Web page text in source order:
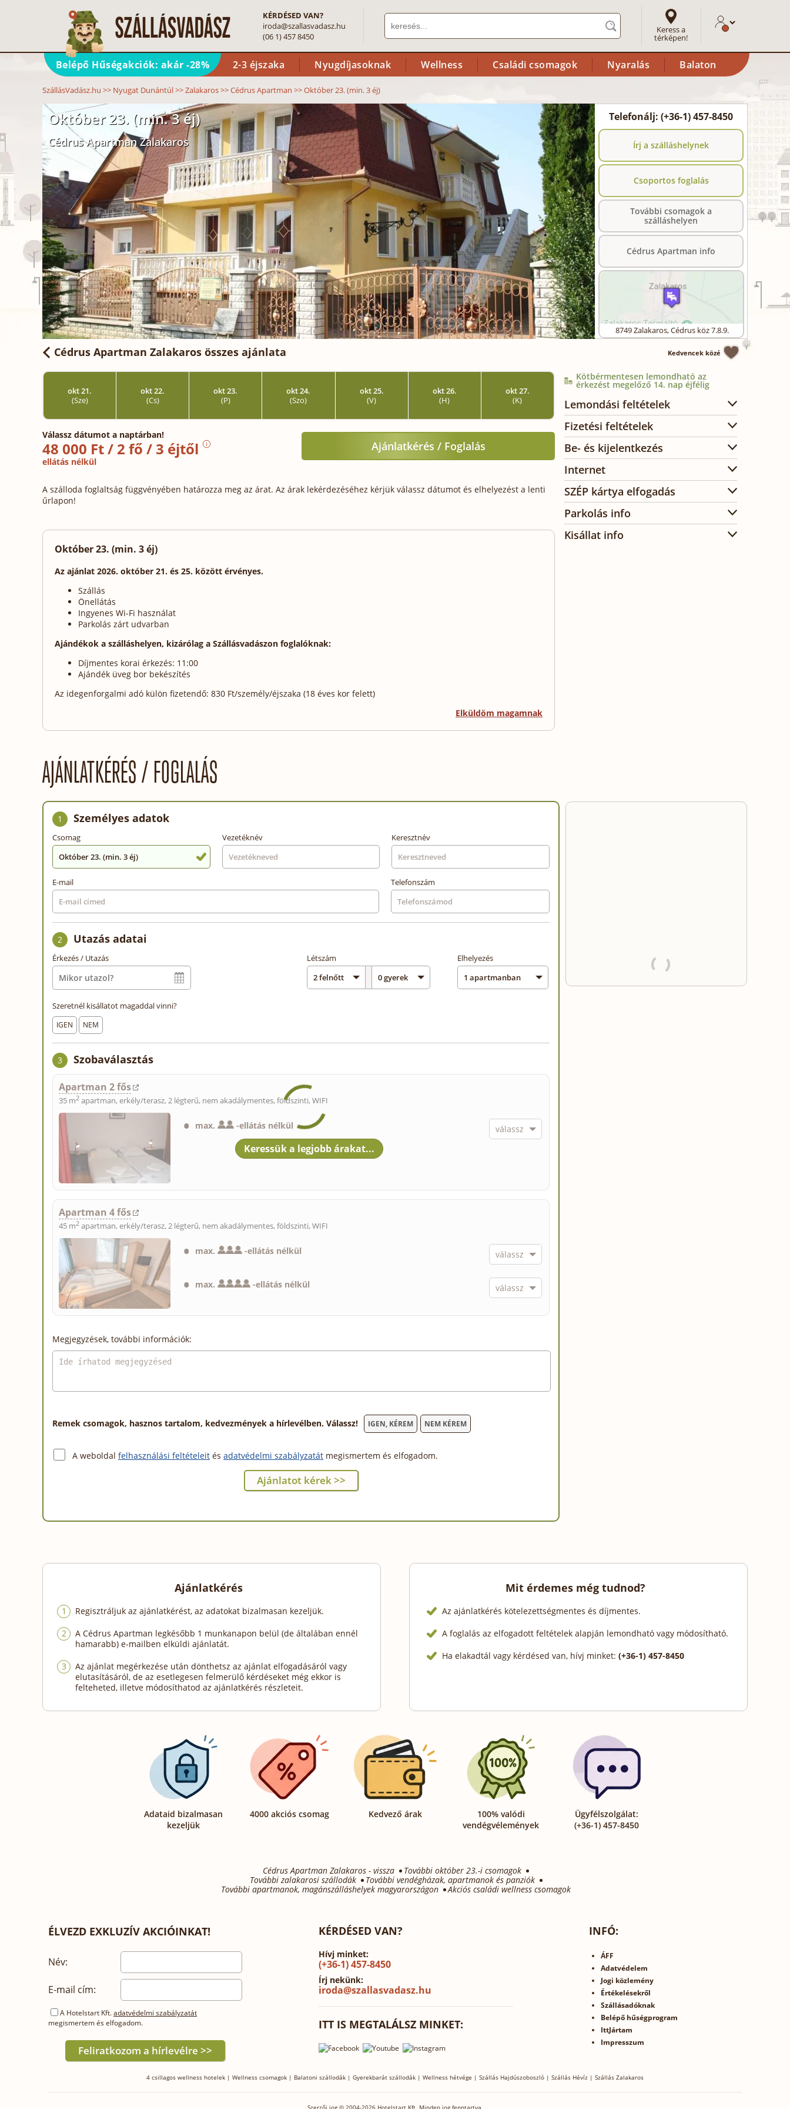
KÉRDÉSED VAN?
iroda@szallasvadasz.hu
(06 1) 457 8450
Keress a
térképen!
Belépő Hűségakciók: akár -28% 2-3 éjszaka Nyugdíjasoknak Wellness Családi csomagok Nyaralás Balaton
SzállásVadász.hu >> Nyugat Dunántúl>>Zalakaros>>Cédrus Apartman >>Október 23. (min. 3 éj)
Október 23. (min. 3 éj)
Cédrus Apartman Zalakaros
Telefonálj: (+36-1) 457-8450
Írj a szálláshelynek
Csoportos foglalás
További csomagok a
szálláshelyen
Cédrus Apartman info
8749Zalakaros,Cédrus köz 7.8.9.
Cédrus Apartman Zalakaros összes ajánlata Kedvencek közé
okt 21.
(Sze)
okt 22.
(Cs)
okt 23.
(P)
okt 24.
(Szo)
okt 25.
(V)
okt 26.
(H)
okt 27.
(K)
Válassz dátumot a naptárban!
48 000 Ft / 2 fő / 3 éjtől
ellátás nélkül
Ajánlatkérés / Foglalás
A szálloda foglaltság függvényében határozza meg az árat. Az árak lekérdezéséhez kérjük válassz dátumot és elhelyezést a lenti
űrlapon!
Október 23. (min. 3 éj)
Az ajánlat 2026. október 21. és 25. között érvényes.
Szállás
Önellátás
Ingyenes Wi-Fi használat
Parkolás zárt udvarban
Ajándékok a szálláshelyen, kizárólag a Szállásvadászon foglalóknak:
Díjmentes korai érkezés: 11:00
Ajándék üveg bor bekészítés
Az idegenforgalmi adó külön fizetendő: 830 Ft/személy/éjszaka (18 éves kor felett)
Elküldöm magamnak
Kötbérmentesen lemondható az
érkezést megelőző 14. nap éjfélig
Lemondási feltételek
Fizetési feltételek
Be- és kijelentkezés
Internet
SZÉP kártya elfogadás
Parkolás info
Kisállat info
AJÁNLATKÉRÉS / FOGLALÁS
1 Személyes adatok
Csomag
Október 23. (min. 3 éj)
Vezetéknév Keresztnév
E-mail Telefonszám
2 Utazás adatai
Érkezés / Utazás Létszám Elhelyezés
Szeretnél kisállatot magaddal vinni?
IGEN NEM
3 Szobaválasztás
Apartman 2 fős
35 m2 apartman, erkély/terasz, 2 légterű, nem akadálymentes, földszinti, WIFI
max. -ellátás nélkül
Apartman 4 fős
45 m2 apartman, erkély/terasz, 2 légterű, nem akadálymentes, földszinti, WIFI
max. -ellátás nélkül
max. -ellátás nélkül
Megjegyzések, további információk:
Remek csomagok, hasznos tartalom, kedvezmények a hírlevélben. Válassz! IGEN, KÉREM NEM KÉREM
A weboldal felhasználási feltételeit és adatvédelmi szabályzatát megismertem és elfogadom.
Ajánlatkérés
Regisztráljuk az ajánlatkérést, az adatokat bizalmasan kezeljük.
A Cédrus Apartman legkésőbb 1 munkanapon belül (de általában ennél
hamarabb) e-mailben elküldi ajánlatát.
Az ajánlat megérkezése után dönthetsz az ajánlat elfogadásáról vagy
elutasításáról, de az esetlegesen felmerülő kérdéseket még ekkor is
felteheted, illetve módosíthatod az ajánlatkérés részleteit.
Mit érdemes még tudnod?
Az ajánlatkérés kötelezettségmentes és díjmentes.
A foglalás az elfogadott feltételek alapján lemondható vagy módosítható.
Ha elakadtál vagy kérdésed van, hívj minket: (+36-1) 457-8450
Adataid bizalmasan
kezeljük
4000 akciós csomag Kedvező árak
100% valódi
vendégvélemények
Ügyfélszolgálat:
(+36-1) 457-8450
Cédrus Apartman Zalakaros - vissza
További október 23.-i csomagok
További zalakarosi szállodák
További vendégházak, apartmanok és panziók
További apartmanok, magánszálláshelyek magyarországon
Akciós családi wellness csomagok
ÉLVEZD EXKLUZÍV AKCIÓINKAT!
Név:
E-mail cím:
A Hotelstart Kft.adatvédelmi szabályzatát
megismertem és elfogadom.
KÉRDÉSED VAN?
Hívj minket:
(+36-1) 457-8450
Írj nekünk:
iroda@szallasvadasz.hu
ITT IS MEGTALÁLSZ MINKET:
INFÓ:
ÁFF
Adatvédelem
Jogi közlemény
Értékelésekről
Szállásadóknak
Belépő hűségprogram
IttJártam
Impresszum
4 csillagos wellness hotelek | Wellness csomagok | Balatoni szállodák | Gyerekbarát szállodák | Wellness hétvége | Szállás Hajdúszoboszló | Szállás Hévíz | Szállás Zalakaros
Szerzői jog © 2004-2026 Hotelstart Kft. Minden jog fenntartva.